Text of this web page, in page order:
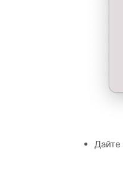
Дайте